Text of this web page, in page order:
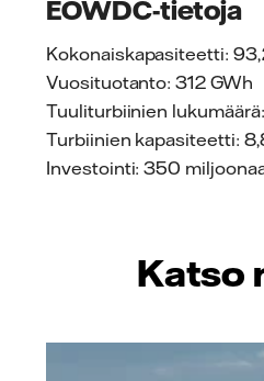
EOWDC-tietoja
Kokonaiskapasiteetti:
Vuosituotanto: 312 GWh
Tuuliturbiinien lukumäärä:
Turbiinien kapasiteetti:
Investointi: 350
Katso